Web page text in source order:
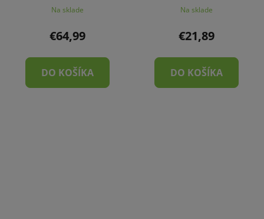
Na sklade
€64,99
DO KOŠÍKA
Na sklade
€21,89
DO KOŠÍKA